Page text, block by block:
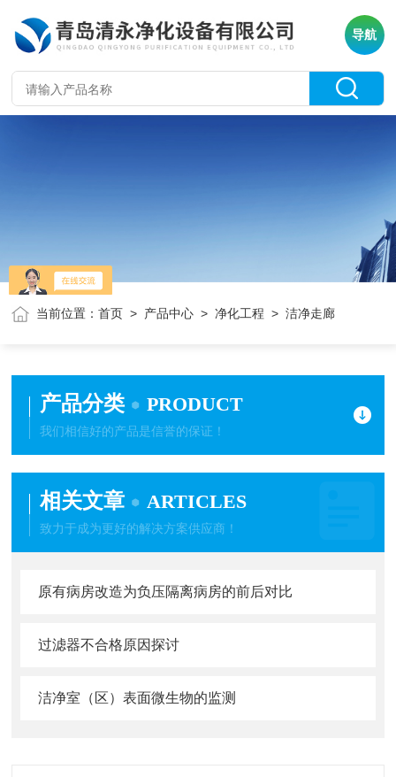
导航
当前位置：首页 > 产品中心 >净化工程 > 洁净走廊
产品分类 PRODUCT
我们相信好的产品是信誉的保证！
相关文章 ARTICLES
致力于成为更好的解决方案供应商！
原有病房改造为负压隔离病房的前后对比
过滤器不合格原因探讨
洁净室（区）表面微生物的监测